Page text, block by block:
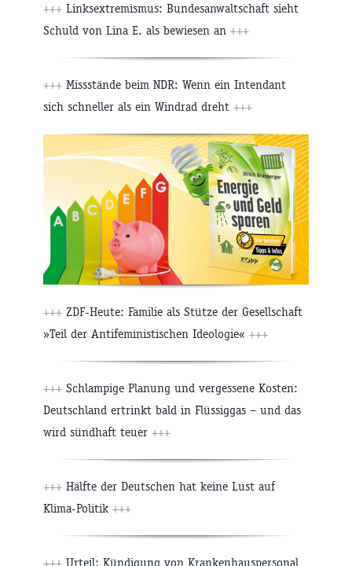
+++ Linksextremismus: Bundesanwaltschaft sieht
Schuld von Lina E. als bewiesen an +++
+++ Missstände beim NDR: Wenn ein Intendant
sich schneller als ein Windrad dreht +++
+++ ZDF-Heute: Familie als Stütze der Gesellschaft
»Teil der Antifeministischen Ideologie« +++
+++ Schlampige Planung und vergessene Kosten:
Deutschland ertrinkt bald in Flüssiggas – und das
wird sündhaft teuer +++
+++ Hälfte der Deutschen hat keine Lust auf
Klima-Politik +++
+++ Urteil: Kündigung von Krankenhauspersonal